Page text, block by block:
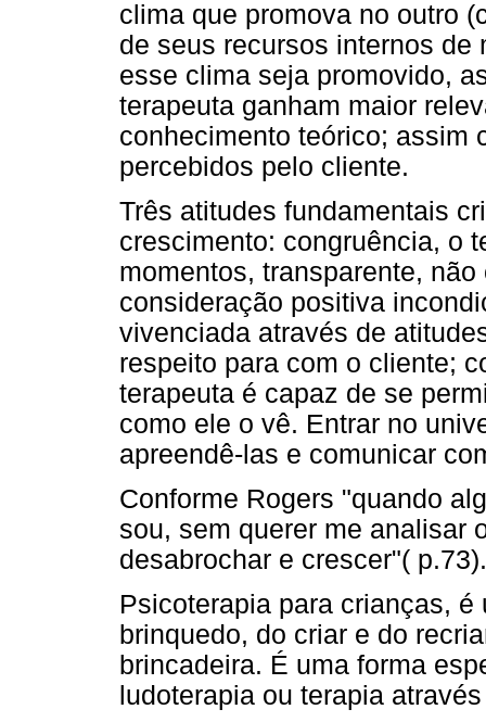
clima que promova no outro
de seus recursos internos
esse clima seja promovido,
terapeuta ganham maior
conhecimento teórico; assim
percebidos pelo cliente.
Três atitudes fundamentais
crescimento: congruência, o
momentos, transparente,
consideração positiva
vivenciada através de
respeito para com o cliente;
terapeuta é capaz de se
como ele o vê. Entrar no
apreendê-las e comunicar
Conforme Rogers "quando
sou, sem querer me analisar
desabrochar e crescer"( p.73).
Psicoterapia para crianças,
brinquedo, do criar e do
brincadeira. É uma forma
ludoterapia ou terapia